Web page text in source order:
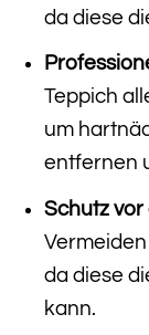
da diese
Teppich
um
entfernen
Schutz
da diese
kann.